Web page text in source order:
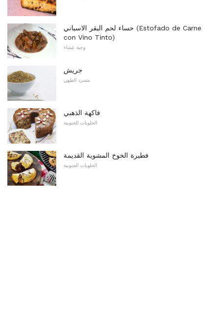
حساء لحم البقر الاسباني (Estofado de Carne
con Vino Tinto)
وجبة عشاء
جريش
مسرد الطهي
فاكهة الذهبي
الحلويات الجنوبية
فطيرة الخوخ المشوية القديمة
الحلويات الجنوبية